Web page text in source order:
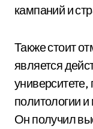
кампаний и
Также стоит
является
университете,
политологии
Он получил